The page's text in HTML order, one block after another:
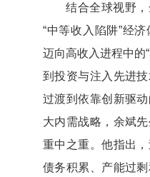
结合全球视野，
“中等收入陷阱”经
迈向高收入进程中的
到投资与注入先进
过渡到依靠创新驱
大内需战略，余斌
重中之重。他指出
债务积累、产能过